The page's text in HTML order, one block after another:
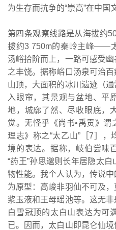
为生存而抗争的“崇高”在中国
第四条观察线路是从海拔约
拔约3 750m的秦岭主峰——
汤峪拾阶而上，一路可感受
之丰饶。据称峪口汤泉可治
山顶，大面积的冰川遗迹（
入眼帘，其景观与盆地、平
地，城廓了然、尽收眼底，
觉。无怪乎《尚书•禹贡》谓
理志》称之“太乙山”［7］
境的表达。据称，岐伯尝味
“药王”孙思邈则长年居隐太
物性能。我个人认为，传说
为原型：高峻非羽仙不可及
浆玉液和王母瑶池等。这无
白雪冠顶的太白山表达为可
已。因而，太白山即昆仑仙